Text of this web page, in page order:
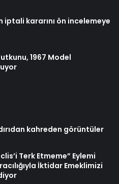
iptali kararını ön incelemeye
1967 Model
kahreden görüntüler
Terk Etmeme” Eylemi
İktidar Emeklimizi